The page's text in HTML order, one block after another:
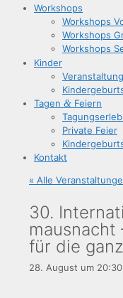
Work­shops
Work­shops
Work­shops
Work­shops
Kin­der
Tagen & Feiern
Pri­va­te Feier
Kon­takt
« Alle
30.
für die
28. August um 20:30